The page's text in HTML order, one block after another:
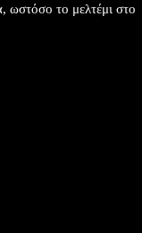
ωστόσο το μελτέμι στο